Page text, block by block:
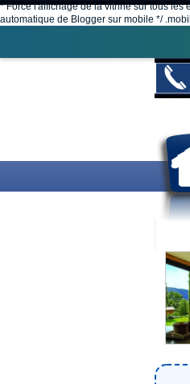
* Force l'affichage de la vitrine sur tous les
automatique de Blogger sur mobile */